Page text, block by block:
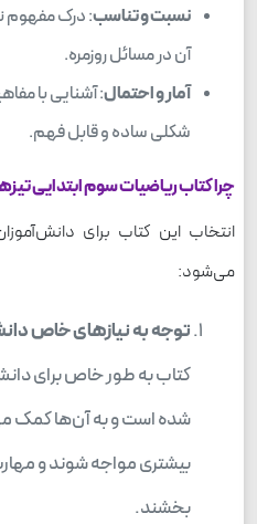
نسبت و تناسب: درک مفهوم
آن در مسائل روزمره.
آمار و احتمال: آشنایی با
شکلی ساده و قابل فهم.
چرا کتاب ریاضیات سوم ابتدایی
انتخاب این کتاب برای
می‌شود:
توجه به نیازهای خاص
کتاب به طور خاص برای
شده است و به آن‌ها کمک
بیشتری مواجه شوند و
بخشند.